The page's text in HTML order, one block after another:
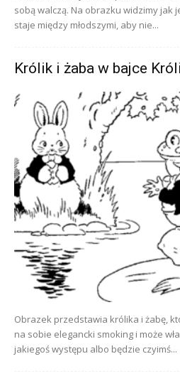
sobą walczą. Na obrazku widzimy jak
staje między młodszymi, aby nie...
Królik i żaba w bajce
Obrazek przedstawia królika i żabę,
na sobie elegancki smoking i może
jakiegoś występu albo będzie czyimś...